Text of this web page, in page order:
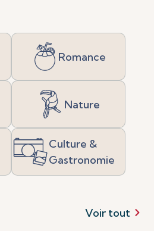
Romance
Nature
Culture &
Gastronomie
Voir tout